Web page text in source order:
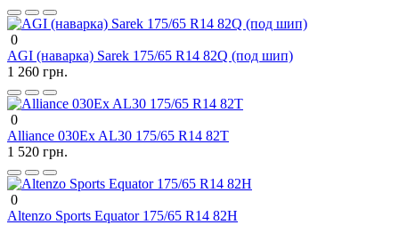
0
AGI (наварка) Sarek 175/65 R14 82Q (под шип)
1 260 грн.
0
Alliance 030Ex AL30 175/65 R14 82T
1 520 грн.
0
Altenzo Sports Equator 175/65 R14 82H